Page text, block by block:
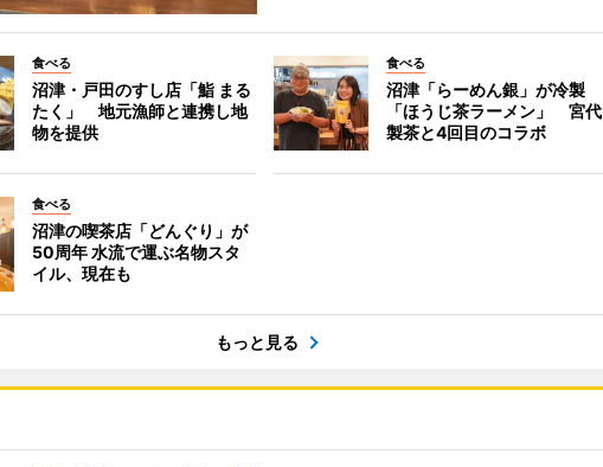
食べる
沼津・戸田のすし店「鮨 まる
たく」 地元漁師と連携し地
物を提供
食べる
沼津「らーめん銀」が冷製
「ほうじ茶ラーメン」 宮代
製茶と4回目のコラボ
食べる
沼津の喫茶店「どんぐり」が
50周年 水流で運ぶ名物スタ
イル、現在も
もっと見る